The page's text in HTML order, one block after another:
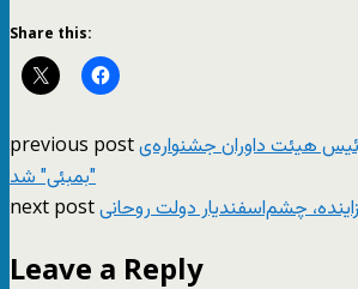
Share this:
previous postهیئت داوران جشنواره‌ی
"بمبئی" شد
next postچشم‌اسفندیار دولت روحانی
Leave a Reply